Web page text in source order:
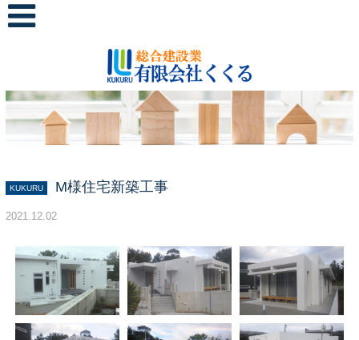
KUKURU M様住宅新築工事
2021.12.02